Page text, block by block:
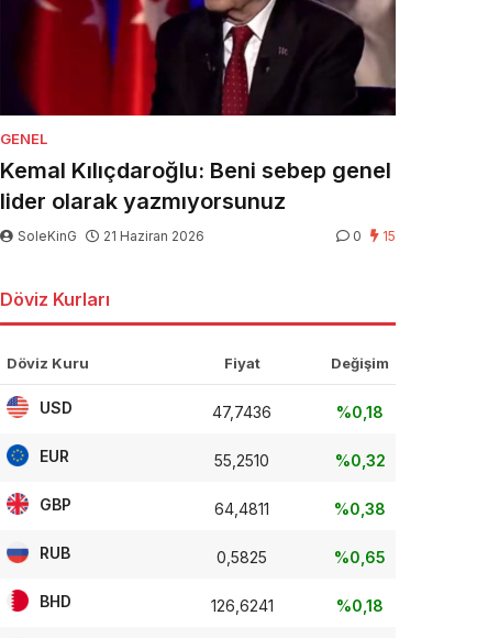
GENEL
Kemal Kılıçdaroğlu: Beni sebep genel
lider olarak yazmıyorsunuz
SoleKinG 21 Haziran 2026 0 15
Döviz Kurları
Döviz Kuru Fiyat Değişim
USD 47,7436 %0,18
EUR 55,2510 %0,32
GBP 64,4811 %0,38
RUB 0,5825 %0,65
BHD 126,6241 %0,18